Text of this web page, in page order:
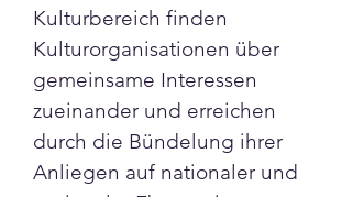
Kulturbereich finden
Kulturorganisationen über
gemeinsame Interessen
zueinander und erreichen
durch die Bündelung ihrer
Anliegen auf nationaler und